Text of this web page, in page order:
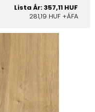
Lista Ár: 357,11 HUF
281,19 HUF +ÁFA